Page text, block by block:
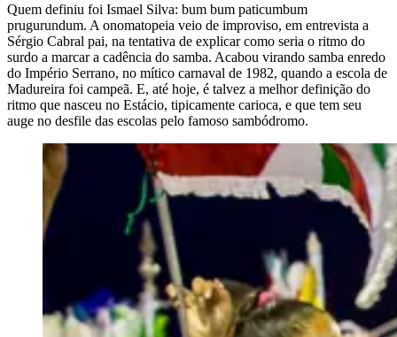
Quem definiu foi Ismael Silva: bum bum paticumbum
prugurundum. A onomatopeia veio de improviso, em entrevista a
Sérgio Cabral pai, na tentativa de explicar como seria o ritmo do
surdo a marcar a cadência do samba. Acabou virando samba enredo
do Império Serrano, no mítico carnaval de 1982, quando a escola de
Madureira foi campeã. E, até hoje, é talvez a melhor definição do
ritmo que nasceu no Estácio, tipicamente carioca, e que tem seu
auge no desfile das escolas pelo famoso sambódromo.